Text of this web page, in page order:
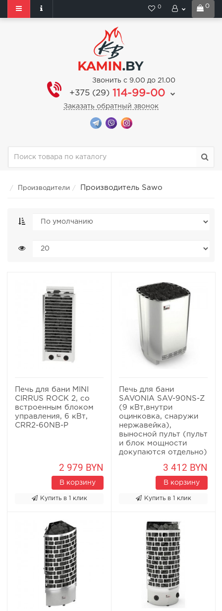
0
0
Звонить с 9.00 до 21.00
+375 (29) 114-99-00
Заказать обратный звонок
Производители Производитель Sawo
Печь для бани MINI
CIRRUS ROCK 2, со
встроенным блоком
управления, 6 кВт,
CRR2-60NB-P
2 979 BYN
В корзину
Купить в 1 клик
Печь для бани
SAVONIA SAV-90NS-Z
(9 кВт,внутри
оцинковка, снаружи
нержавейка),
выносной пульт (пульт
и блок мощности
докупаются отдельно)
3 412 BYN
В корзину
Купить в 1 клик